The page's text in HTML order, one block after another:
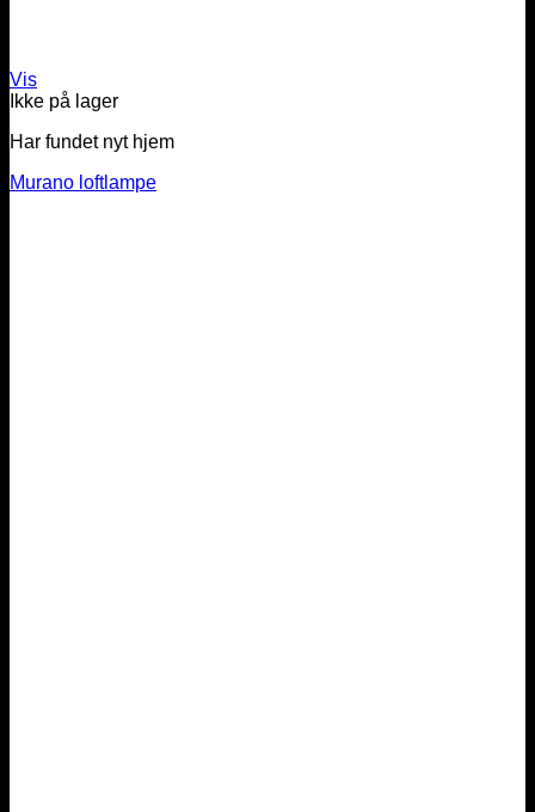
Vis
Ikke på lager
Har fundet nyt hjem
Murano loftlampe